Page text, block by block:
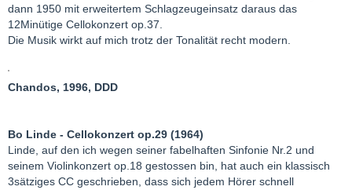
dann 1950 mit erweitertem Schlagzeugeinsatz daraus das
12Minütige Cellokonzert op.37.
Die Musik wirkt auf mich trotz der Tonalität recht modern.
Chandos, 1996, DDD
Bo Linde - Cellokonzert op.29 (1964)
Linde, auf den ich wegen seiner fabelhaften Sinfonie Nr.2 und
seinem Violinkonzert op.18 gestossen bin, hat auch ein klassisch
3sätziges CC geschrieben, dass sich jedem Hörer schnell